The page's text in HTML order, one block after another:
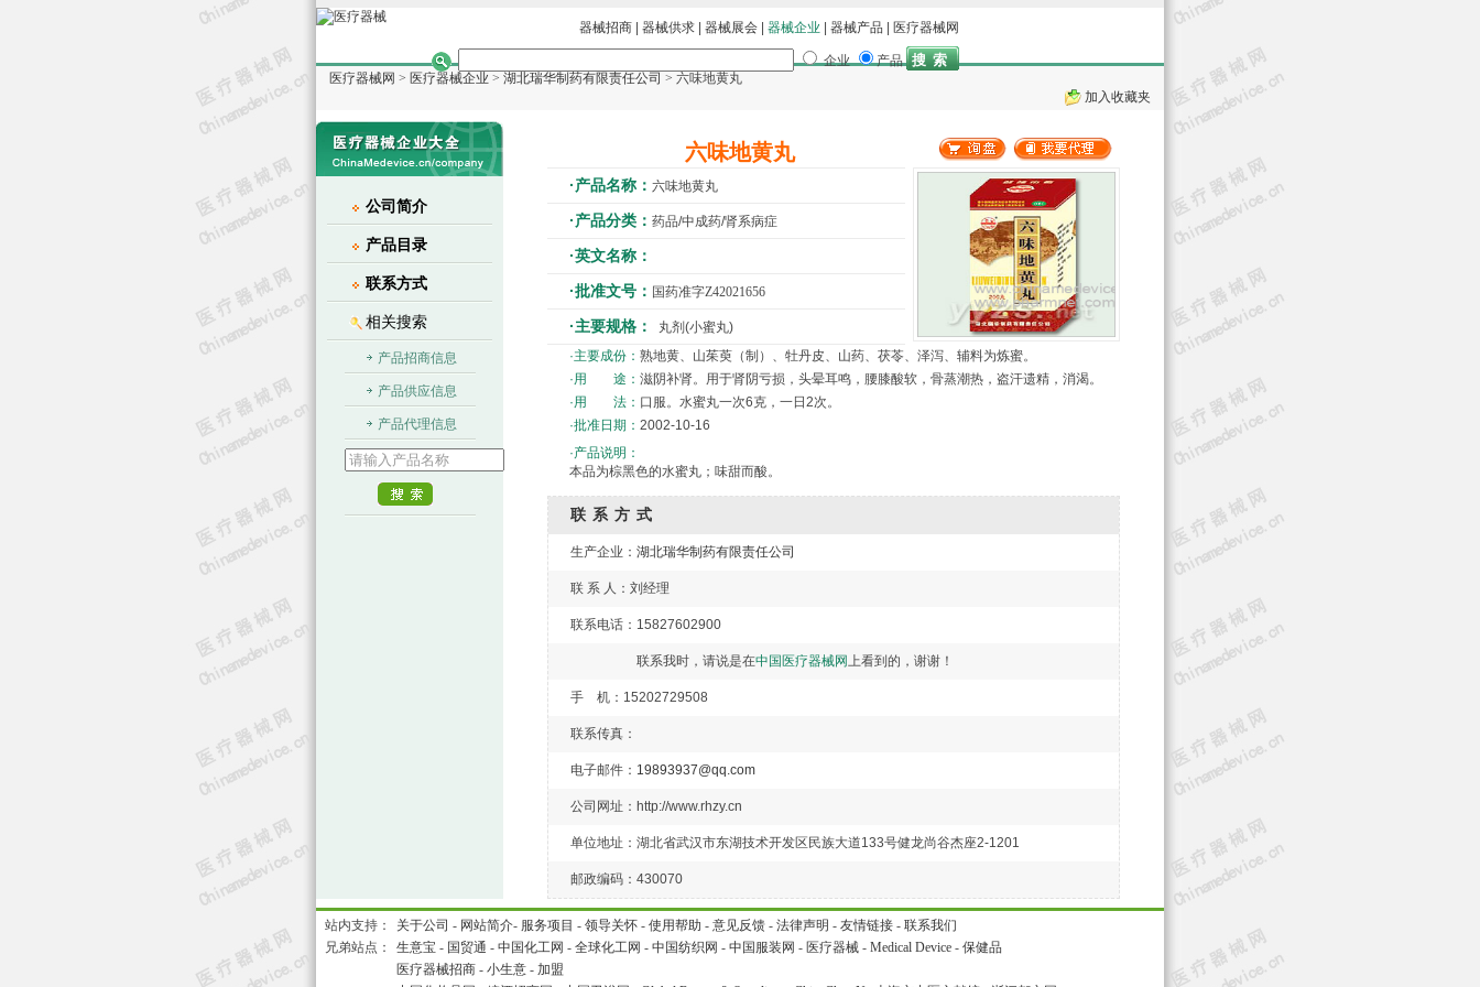
器械招商 器械供求 器械展会 器械企业 器械产品 医疗器械网
企业
产品
医疗器械网 > 医疗器械企业 > 湖北瑞华制药有限责任公司 > 六味地黄丸
加入收藏夹
六味地黄丸
·产品名称： 六味地黄丸
·产品分类： 药品/中成药/肾系病症
·英文名称：
·批准文号： 国药准字Z42021656
·主要规格：
丸剂(小蜜丸)
·主要成份： 熟地黄、山茱萸（制）、牡丹皮、山药、茯苓、泽泻、辅料为炼蜜。
·用 途： 滋阴补肾。用于肾阴亏损，头晕耳鸣，腰膝酸软，骨蒸潮热，盗汗遗精，消渴。
·用 法： 口服。水蜜丸一次6克，一日2次。
·批准日期： 2002-10-16
·产品说明：
本品为棕黑色的水蜜丸；味甜而酸。
联系方式
生产企业： 湖北瑞华制药有限责任公司
联 系 人：刘经理
联系电话：15827602900
联系我时，请说是在中国医疗器械网上看到的，谢谢！
手 机：15202729508
联系传真：
电子邮件： 19893937@qq.com
公司网址：http://www.rhzy.cn
单位地址：湖北省武汉市东湖技术开发区民族大道133号健龙尚谷杰座2-1201
邮政编码：430070
公司简介
产品目录
联系方式
相关搜索
产品招商信息
产品供应信息
产品代理信息
站内支持： 关于公司 - 网站简介- 服务项目 - 领导关怀 - 使用帮助 - 意见反馈 - 法律声明 - 友情链接 - 联系我们
兄弟站点：
生意宝 - 国贸通 - 中国化工网 - 全球化工网 - 中国纺织网 - 中国服装网 - 医疗器械 - Medical Device - 保健品
医疗器械招商 - 小生意 - 加盟